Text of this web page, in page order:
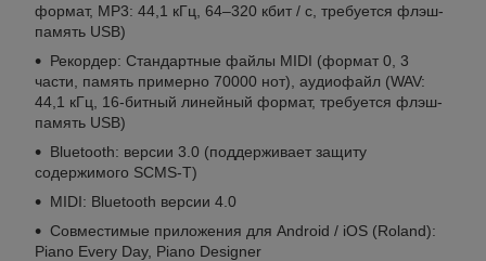
формат, MP3: 44,1 кГц, 64–320 кбит / с, требуется флэш-
память USB)
Рекордер: Стандартные файлы MIDI (формат 0, 3
части, память примерно 70000 нот), аудиофайл (WAV:
44,1 кГц, 16-битный линейный формат, требуется флэш-
память USB)
Bluetooth: версии 3.0 (поддерживает защиту
содержимого SCMS-T)
MIDI: Bluetooth версии 4.0
Совместимые приложения для Android / iOS (Roland):
Piano Every Day, Piano Designer